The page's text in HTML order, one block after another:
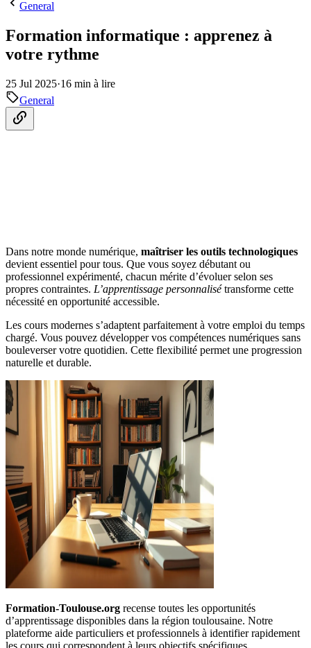
General
Formation informatique : apprenez à
votre rythme
25 Jul 2025·16 min à lire
General
Dans notre monde numérique, maîtriser les outils technologiques
devient essentiel pour tous. Que vous soyez débutant ou
professionnel expérimenté, chacun mérite d’évoluer selon ses
propres contraintes. L’apprentissage personnalisétransforme cette
nécessité en opportunité accessible.
Les cours modernes s’adaptent parfaitement à votre emploi du temps
chargé. Vous pouvez développer vos compétences numériques sans
bouleverser votre quotidien. Cette flexibilité permet une progression
naturelle et durable.
Formation-Toulouse.org recense toutes les opportunités
d’apprentissage disponibles dans la région toulousaine. Notre
plateforme aide particuliers et professionnels à identifier rapidement
les cours qui correspondent à leurs objectifs spécifiques.